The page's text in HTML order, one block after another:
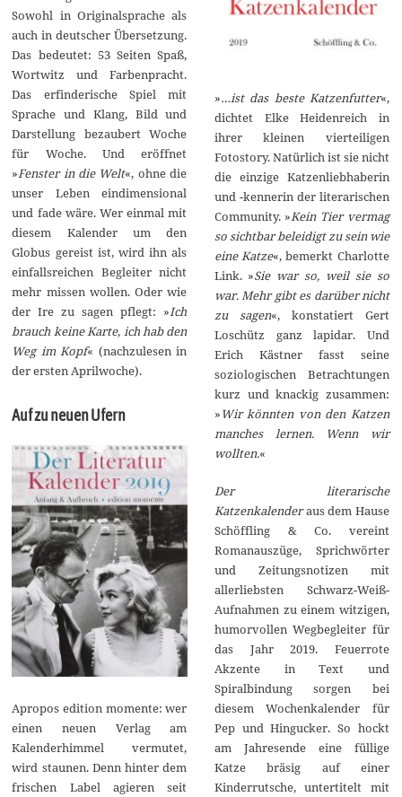
Sowohl in Originalsprache als
auch in deutscher Übersetzung.
Das bedeutet: 53 Seiten Spaß,
Wortwitz und Farbenpracht.
Das erfinderische Spiel mit
Sprache und Klang, Bild und
Darstellung bezaubert Woche
für Woche. Und eröffnet
»Fenster in die Welt«, ohne die
unser Leben eindimensional
und fade wäre. Wer einmal mit
diesem Kalender um den
Globus gereist ist, wird ihn als
einfallsreichen Begleiter nicht
mehr missen wollen. Oder wie
der Ire zu sagen pflegt: »Ich
brauch keine Karte, ich hab den
Weg im Kopf« (nachzulesen in
der ersten Aprilwoche).
Auf zu neuen Ufern
Apropos edition momente: wer
einen neuen Verlag am
Kalenderhimmel vermutet,
wird staunen. Denn hinter dem
frischen Label agieren seit
»…ist das beste Katzenfutter«,
dichtet Elke Heidenreich in
ihrer kleinen vierteiligen
Fotostory. Natürlich ist sie nicht
die einzige Katzenliebhaberin
und -kennerin der literarischen
Community. »Kein Tier vermag
so sichtbar beleidigt zu sein wie
eine Katze«, bemerkt Charlotte
Link. »Sie war so, weil sie so
war. Mehr gibt es darüber nicht
zu sagen«, konstatiert Gert
Loschütz ganz lapidar. Und
Erich Kästner fasst seine
soziologischen Betrachtungen
kurz und knackig zusammen:
»Wir könnten von den Katzen
manches lernen. Wenn wir
wollten.«
Der literarische
Katzenkalenderaus dem Hause
Schöffling & Co. vereint
Romanauszüge, Sprichwörter
und Zeitungsnotizen mit
allerliebsten Schwarz-Weiß-
Aufnahmen zu einem witzigen,
humorvollen Wegbegleiter für
das Jahr 2019. Feuerrote
Akzente in Text und
Spiralbindung sorgen bei
diesem Wochenkalender für
Pep und Hingucker. So hockt
am Jahresende eine füllige
Katze bräsig auf einer
Kinderrutsche, untertitelt mit